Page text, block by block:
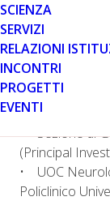
SCIENZA
SERVIZI
RELAZIONI
INCONTRI
PROGETTI
EVENTI
Cinque i Centri
• UO di
dell’Ospedale
(Principal
• UO di
Roma
• Sezione di
(Principal
• UOC
Policlinico